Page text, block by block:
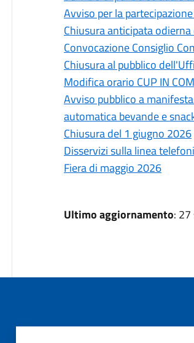
Avviso per la
Chiusura anticipata
Convocazione Consiglio
Chiusura al pubblico
Modifica orario CUP IN
Avviso pubblico a
automatica bevande e
Chiusura del 1 giugno 2026
Disservizi sulla linea
Fiera di maggio 2026
Ultimo aggiornamento: